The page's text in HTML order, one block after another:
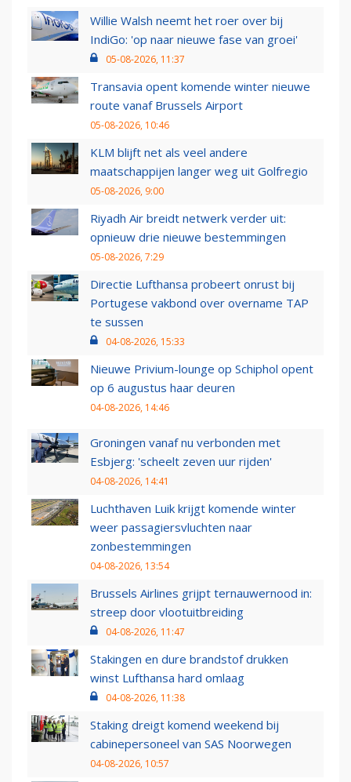
Willie Walsh neemt het roer over bij
IndiGo: 'op naar nieuwe fase van groei'
05-08-2026, 11:37
Transavia opent komende winter nieuwe
route vanaf Brussels Airport
05-08-2026, 10:46
KLM blijft net als veel andere
maatschappijen langer weg uit Golfregio
05-08-2026, 9:00
Riyadh Air breidt netwerk verder uit:
opnieuw drie nieuwe bestemmingen
05-08-2026, 7:29
Directie Lufthansa probeert onrust bij
Portugese vakbond over overname TAP
te sussen
04-08-2026, 15:33
Nieuwe Privium-lounge op Schiphol opent
op 6 augustus haar deuren
04-08-2026, 14:46
Groningen vanaf nu verbonden met
Esbjerg: 'scheelt zeven uur rijden'
04-08-2026, 14:41
Luchthaven Luik krijgt komende winter
weer passagiersvluchten naar
zonbestemmingen
04-08-2026, 13:54
Brussels Airlines grijpt ternauwernood in:
streep door vlootuitbreiding
04-08-2026, 11:47
Stakingen en dure brandstof drukken
winst Lufthansa hard omlaag
04-08-2026, 11:38
Staking dreigt komend weekend bij
cabinepersoneel van SAS Noorwegen
04-08-2026, 10:57